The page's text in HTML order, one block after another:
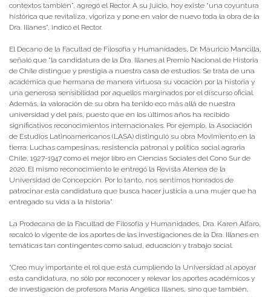
contextos también”, agregó el Rector. A su juicio, hoy existe “una coyuntura
histórica que revitaliza, vigoriza y pone en valor de nuevo toda la obra de la
Dra. Illanes”, indicó el Rector.
El Decano de la Facultad de Filosofía y Humanidades, Dr. Mauricio Mancilla,
señaló que “la candidatura de la Dra. Illanes al Premio Nacional de Historia
de Chile distingue y prestigia a nuestra casa de estudios. Se trata de una
académica que hermana de manera virtuosa su vocación por la historia y
una generosa sensibilidad por aquellos marginados por el discurso oficial.
Además, la valoración de su obra ha tenido eco más allá de nuestra
universidad y del país, puesto que en los últimos años ha recibido
significativos reconocimientos internacionales. Por ejemplo, la Asociación
de Estudios Latinoamericanos (LASA) distinguió su obra Movimiento en la
tierra: Luchas campesinas, resistencia patronal y política social agraria
Chile, 1927-1947 como el mejor libro en Ciencias Sociales del Cono Sur de
2020. El mismo reconocimiento le entregó la Revista Atenea de la
Universidad de Concepción. Por lo tanto, nos sentimos honrados de
patrocinar esta candidatura que busca hacer justicia a una mujer que ha
entregado su vida a la historia”.
La Prodecana de la Facultad de Filosofía y Humanidades, Dra. Karen Alfaro,
recalcó lo vigente de los aportes de las investigaciones de la Dra. Illanes en
temáticas tan contingentes como salud, educación y trabajo social.
“Creo muy importante el rol que está cumpliendo la Universidad al apoyar
esta candidatura, no sólo por reconocer y relevar los aportes académicos y
de investigación de profesora María Angélica Illanes, sino que también,